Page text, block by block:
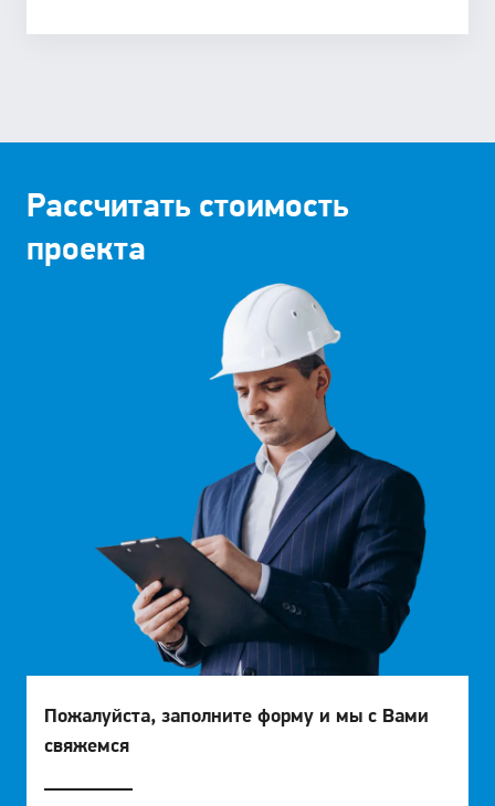
Рассчитать стоимость
проекта
Пожалуйста, заполните форму и мы с Вами
свяжемся